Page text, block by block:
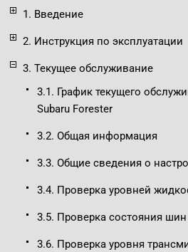
1. Введение
2. Инструкция по эксплуатации
3. Текущее обслуживание
3.1. График текущего
Subaru Forester
3.2. Общая информация
3.3. Общие сведения о
3.4. Проверка уровней
3.5. Проверка состояния
3.6. Проверка уровня